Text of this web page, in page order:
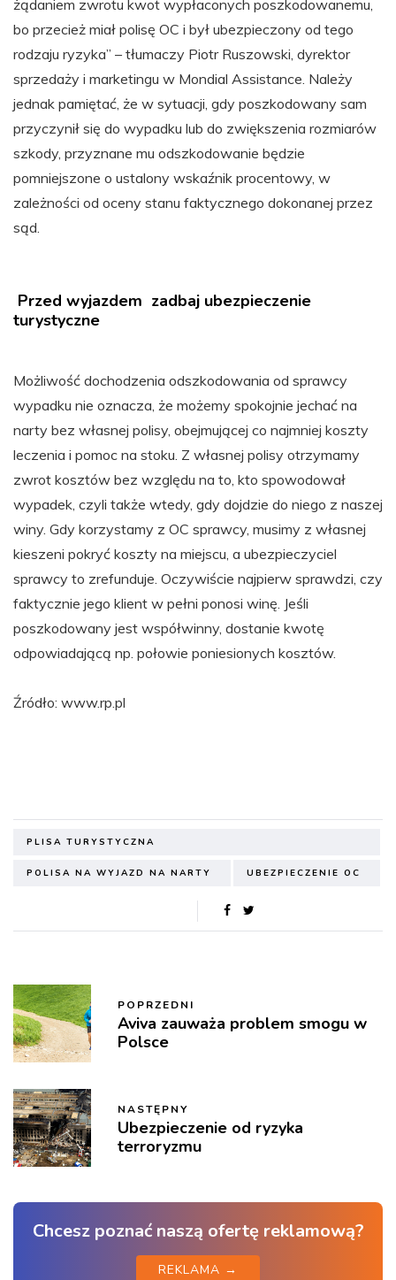
żądaniem zwrotu kwot wypłaconych poszkodowanemu,
bo przecież miał polisę OC i był ubezpieczony od tego
rodzaju ryzyka” – tłumaczy Piotr Ruszowski, dyrektor
sprzedaży i marketingu w Mondial Assistance. Należy
jednak pamiętać, że w sytuacji, gdy poszkodowany sam
przyczynił się do wypadku lub do zwiększenia rozmiarów
szkody, przyznane mu odszkodowanie będzie
pomniejszone o ustalony wskaźnik procentowy, w
zależności od oceny stanu faktycznego dokonanej przez
sąd.
Przed wyjazdem zadbaj ubezpieczenie
turystyczne
Możliwość dochodzenia odszkodowania od sprawcy
wypadku nie oznacza, że możemy spokojnie jechać na
narty bez własnej polisy, obejmującej co najmniej koszty
leczenia i pomoc na stoku. Z własnej polisy otrzymamy
zwrot kosztów bez względu na to, kto spowodował
wypadek, czyli także wtedy, gdy dojdzie do niego z naszej
winy. Gdy korzystamy z OC sprawcy, musimy z własnej
kieszeni pokryć koszty na miejscu, a ubezpieczyciel
sprawcy to zrefunduje. Oczywiście najpierw sprawdzi, czy
faktycznie jego klient w pełni ponosi winę. Jeśli
poszkodowany jest współwinny, dostanie kwotę
odpowiadającą np. połowie poniesionych kosztów.
Źródło: www.rp.pl
PLISA TURYSTYCZNA
POLISA NA WYJAZD NA NARTY UBEZPIECZENIE OC
POPRZEDNI
Aviva zauważa problem smogu w
Polsce
NASTĘPNY
Ubezpieczenie od ryzyka
terroryzmu
Chcesz poznać naszą ofertę reklamową?
REKLAMA →